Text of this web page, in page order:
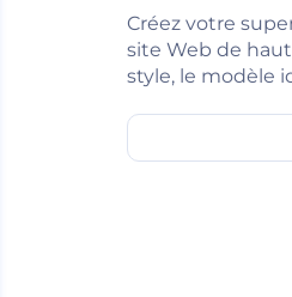
Créez votre
site Web de
style, le modèle